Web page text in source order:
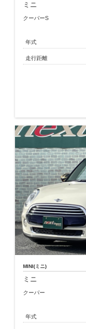
ミニ
クーパーS
年式
走行距離
MINI(ミニ)
ミニ
クーパー
年式